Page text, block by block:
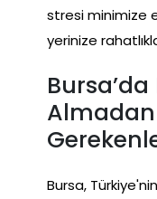
stresi minimize
yerinize
Bursa,